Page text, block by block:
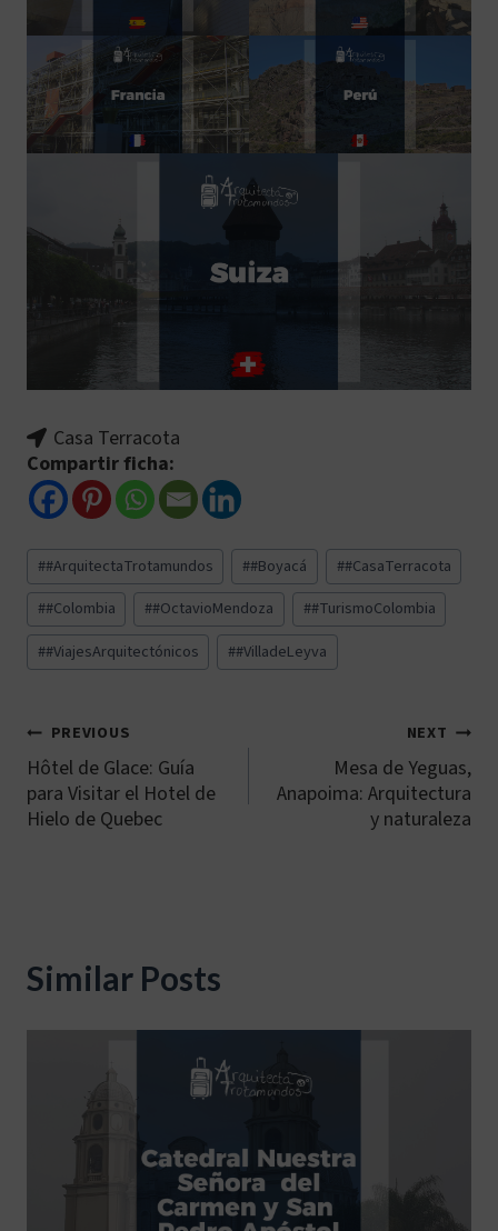
Casa Terracota
Compartir ficha:
Post
Tags:
##ArquitectaTrotamundos ##Boyacá ##CasaTerracota
##Colombia ##OctavioMendoza ##TurismoColombia
##ViajesArquitectónicos ##VilladeLeyva
Navegación
de
PREVIOUS
Hôtel de Glace: Guía
para Visitar el Hotel de
Hielo de Quebec
NEXT
Mesa de Yeguas,
Anapoima: Arquitectura
y naturaleza
Similar Posts